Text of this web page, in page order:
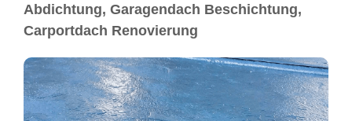
Abdichtung, Garagendach Beschichtung,
Carportdach Renovierung